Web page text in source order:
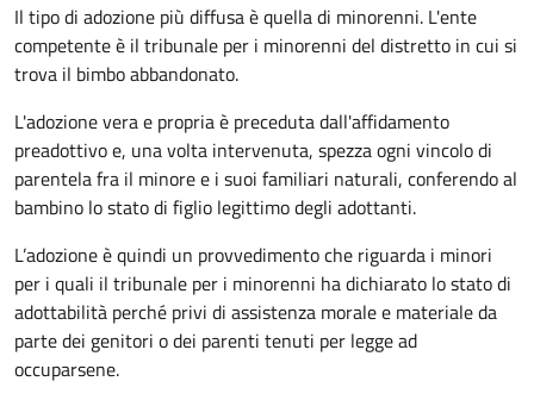
Il tipo di adozione più diffusa è quella di minorenni. L'ente
competente è il tribunale per i minorenni del distretto in cui si
trova il bimbo abbandonato.
L'adozione vera e propria è preceduta dall'affidamento
preadottivo e, una volta intervenuta, spezza ogni vincolo di
parentela fra il minore e i suoi familiari naturali, conferendo al
bambino lo stato di figlio legittimo degli adottanti.
L’adozione è quindi un provvedimento che riguarda i minori
per i quali il tribunale per i minorenni ha dichiarato lo stato di
adottabilità perché privi di assistenza morale e materiale da
parte dei genitori o dei parenti tenuti per legge ad
occuparsene.